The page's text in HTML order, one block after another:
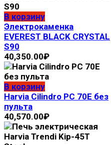
В корзину
Электрокаменка
EVEREST BLACK CRYSTAL
S90
40,350.00₽
В корзину
Harvia Cilindro PC 70Е без
пульта
40,570.00₽